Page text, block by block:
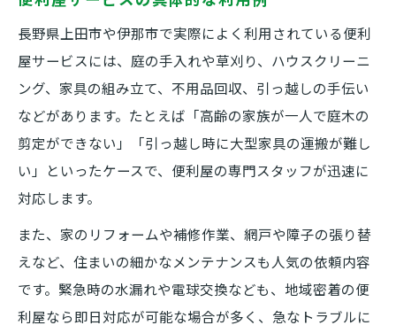
長野県上田市や伊那市で実際によく利用されている便利
屋サービスには、庭の手入れや草刈り、ハウスクリーニ
ング、家具の組み立て、不用品回収、引っ越しの手伝い
などがあります。たとえば「高齢の家族が一人で庭木の
剪定ができない」「引っ越し時に大型家具の運搬が難し
い」といったケースで、便利屋の専門スタッフが迅速に
対応します。
また、家のリフォームや補修作業、網戸や障子の張り替
えなど、住まいの細かなメンテナンスも人気の依頼内容
です。緊急時の水漏れや電球交換なども、地域密着の便
利屋なら即日対応が可能な場合が多く、急なトラブルに